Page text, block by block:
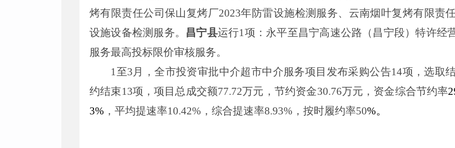
烤有限责任公司保山复烤厂2023年防雷设施检测服务、云南烟叶复烤有限责
设施设备检测服务。 昌宁县运行1项 ： 永平至昌宁高速公路（昌宁段）特许经
服务最高投标限价审核服务。
1至3月，全市投资审批中介超市中介服务项目发布采购公告14项，选取
约结束13项，项目总成交额77.72万元，节约资金30.76万元，资金综合节约率
3% ，平均提速率10.42% ，综合提速率8.93% ，按时履约率50%。